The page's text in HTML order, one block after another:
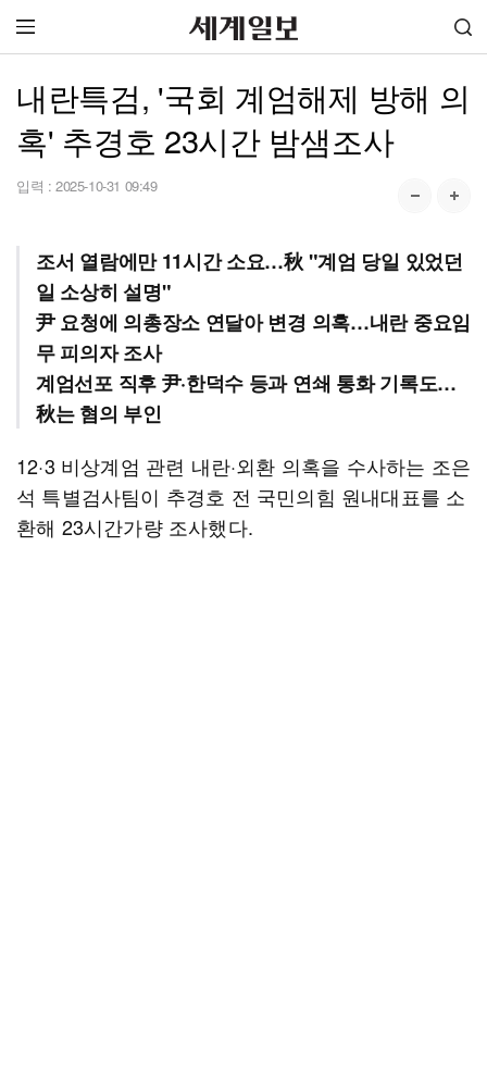
내란특검, '국회 계엄해제 방해 의
혹' 추경호 23시간 밤샘조사
입력 : 2025-10-31 09:49
조서 열람에만 11시간 소요…秋 "계엄 당일 있었던
일 소상히 설명"
尹 요청에 의총장소 연달아 변경 의혹…내란 중요임
무 피의자 조사
계엄선포 직후 尹·한덕수 등과 연쇄 통화 기록도…
秋는 혐의 부인
12·3 비상계엄 관련 내란·외환 의혹을 수사하는 조은
석 특별검사팀이 추경호 전 국민의힘 원내대표를 소
환해 23시간가량 조사했다.